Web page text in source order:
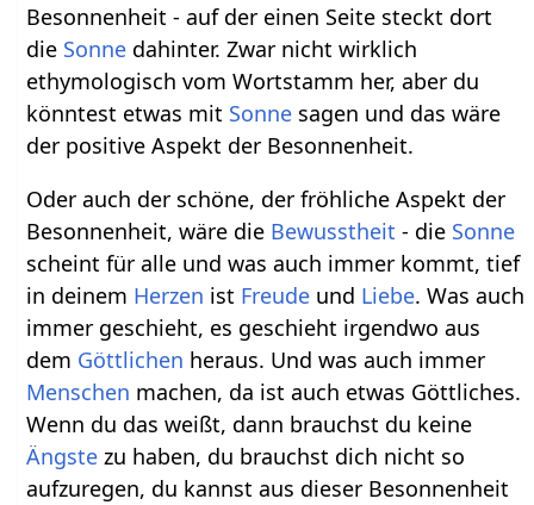
Besonnenheit - auf der einen Seite steckt dort
die Sonne dahinter. Zwar nicht wirklich
ethymologisch vom Wortstamm her, aber du
könntest etwas mit Sonne sagen und das wäre
der positive Aspekt der Besonnenheit.
Oder auch der schöne, der fröhliche Aspekt der
Besonnenheit, wäre die Bewusstheit - die Sonne
scheint für alle und was auch immer kommt, tief
in deinem Herzen ist Freude und Liebe. Was auch
immer geschieht, es geschieht irgendwo aus
dem Göttlichen heraus. Und was auch immer
Menschen machen, da ist auch etwas Göttliches.
Wenn du das weißt, dann brauchst du keine
Ängste zu haben, du brauchst dich nicht so
aufzuregen, du kannst aus dieser Besonnenheit